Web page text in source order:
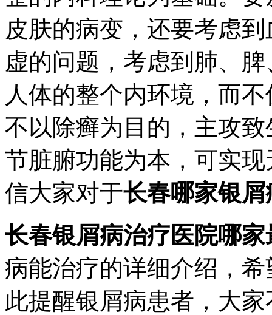
皮肤的病变，还要考虑
虚的问题，考虑到肺、
人体的整个内环境，而
不以除癣为目的，主攻
节脏腑功能为本，可实
信大家对于长春哪家银
长春银屑病治疗医院哪
病能治疗的详细介绍，
此提醒银屑病患者，大